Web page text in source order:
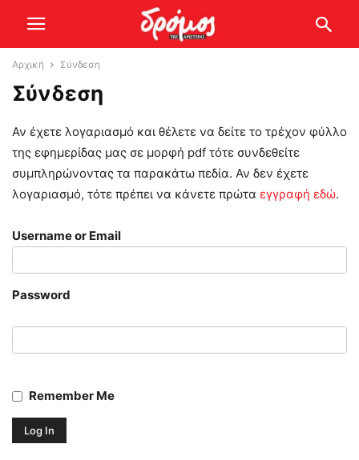
Αρχική Σύνδεση
Σύνδεση
Αν έχετε λογαριασμό και θέλετε να δείτε το τρέχον φύλλο
της εφημερίδας μας σε μορφή pdf τότε συνδεθείτε
συμπληρώνοντας τα παρακάτω πεδία. Αν δεν έχετε
λογαριασμό, τότε πρέπει να κάνετε πρώτα εγγραφή εδώ.
Username or Email
Password
Remember Me